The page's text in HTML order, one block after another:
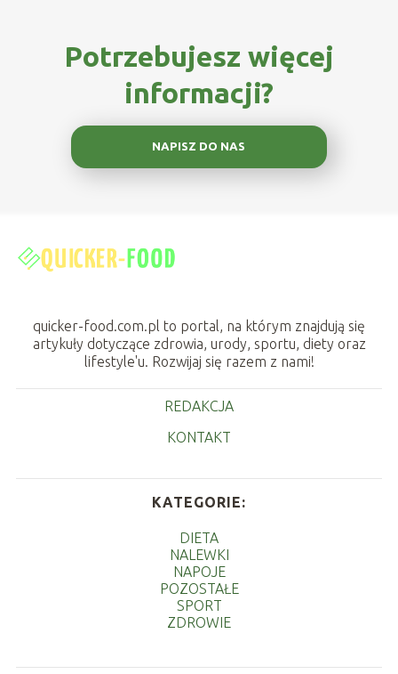
Potrzebujesz więcej
informacji?
NAPISZ DO NAS
quicker-food.com.pl to portal, na którym znajdują się
artykuły dotyczące zdrowia, urody, sportu, diety oraz
lifestyle'u. Rozwijaj się razem z nami!
REDAKCJA
KONTAKT
KATEGORIE:
DIETA
NALEWKI
NAPOJE
POZOSTAŁE
SPORT
ZDROWIE